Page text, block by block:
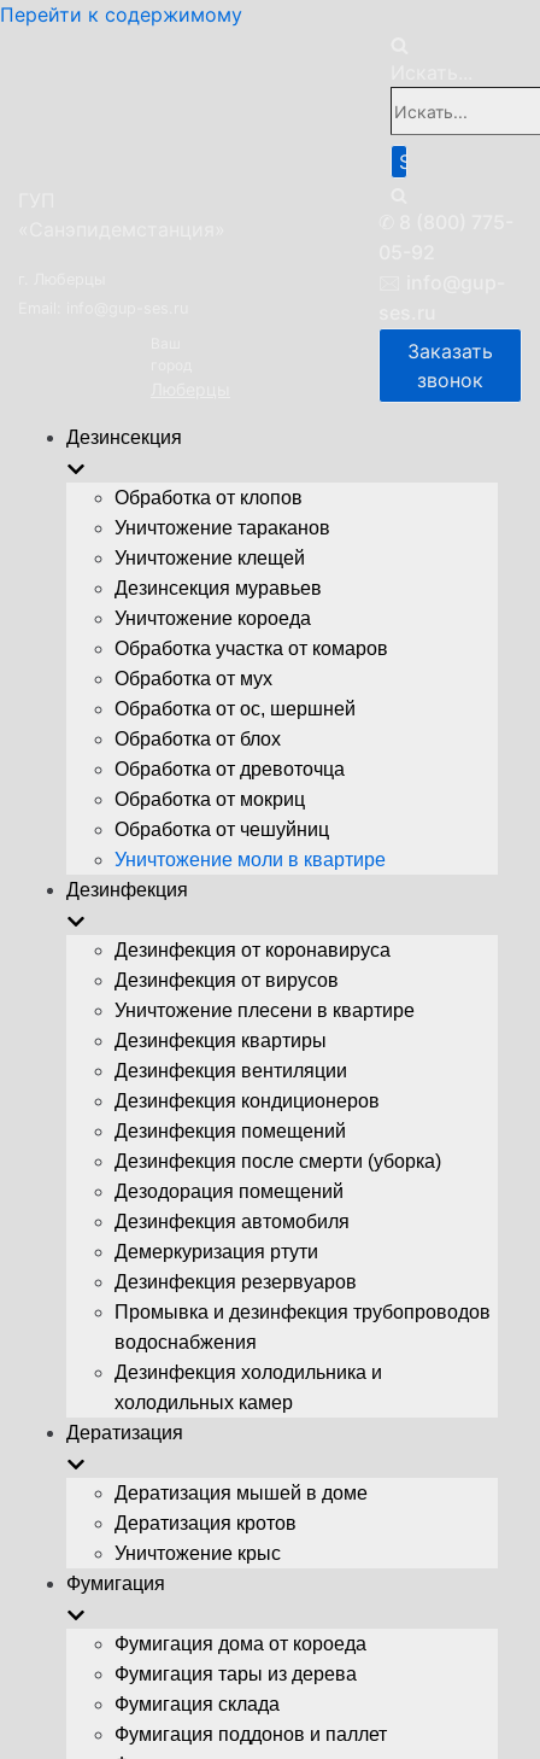
Перейти к содержимому
Заказать
звонок
Дезинсекция
Обработка от клопов
Уничтожение тараканов
Уничтожение клещей
Дезинсекция муравьев
Уничтожение короеда
Обработка участка от комаров
Обработка от мух
Обработка от ос, шершней
Обработка от блох
Обработка от древоточца
Обработка от мокриц
Обработка от чешуйниц
Уничтожение моли в квартире
Дезинфекция
Дезинфекция от коронавируса
Дезинфекция от вирусов
Уничтожение плесени в квартире
Дезинфекция квартиры
Дезинфекция вентиляции
Дезинфекция кондиционеров
Дезинфекция помещений
Дезинфекция после смерти (уборка)
Дезодорация помещений
Дезинфекция автомобиля
Демеркуризация ртути
Дезинфекция резервуаров
Промывка и дезинфекция трубопроводов
водоснабжения
Дезинфекция холодильника и
холодильных камер
Дератизация
Дератизация мышей в доме
Дератизация кротов
Уничтожение крыс
Фумигация
Фумигация дома от короеда
Фумигация тары из дерева
Фумигация склада
Фумигация поддонов и паллет